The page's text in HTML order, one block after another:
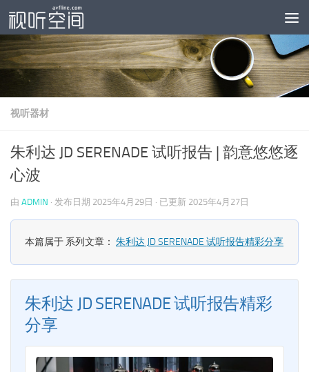
跳至内容
视听器材
朱利达 JD SERENADE 试听报告 | 韵意悠悠逐
心波
由 ADMIN · 发布日期 2025年4月29日 · 已更新 2025年4月27日
本篇属于 系列文章： 朱利达 JD SERENADE 试听报告精彩分享
朱利达 JD SERENADE 试听报告精彩
分享